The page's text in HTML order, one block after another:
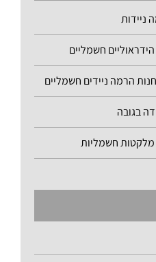
ניידות
חשמליים
הרמה ניידים חשמליים
בגובה
חשמליות